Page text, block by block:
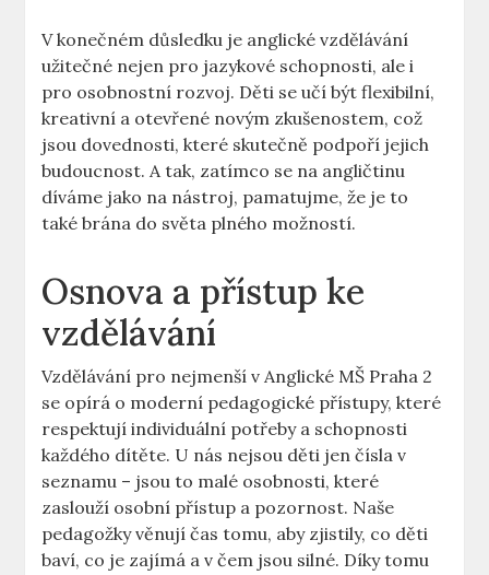
V konečném důsledku je anglické vzdělávání
užitečné nejen pro jazykové schopnosti, ale i
pro osobnostní rozvoj. Děti se učí být flexibilní,
kreativní a otevřené novým zkušenostem, což
jsou dovednosti, které skutečně podpoří jejich
budoucnost. A tak, zatímco se na angličtinu
díváme jako na nástroj, pamatujme, že je to
také brána do světa plného možností.
Osnova a přístup ke
vzdělávání
Vzdělávání pro nejmenší v Anglické MŠ Praha 2
se opírá o moderní pedagogické přístupy, které
respektují individuální potřeby a schopnosti
každého dítěte. U nás nejsou děti jen čísla v
seznamu – jsou to malé osobnosti, které
zaslouží osobní přístup a pozornost. Naše
pedagožky věnují čas tomu, aby zjistily, co děti
baví, co je zajímá a v čem jsou silné. Díky tomu